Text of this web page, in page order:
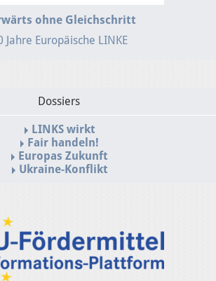
ohne Gleichschritt
Jahre Europäische LINKE
Dossiers
LINKS wirkt
Fair handeln!
Europas Zukunft
Ukraine-Konflikt